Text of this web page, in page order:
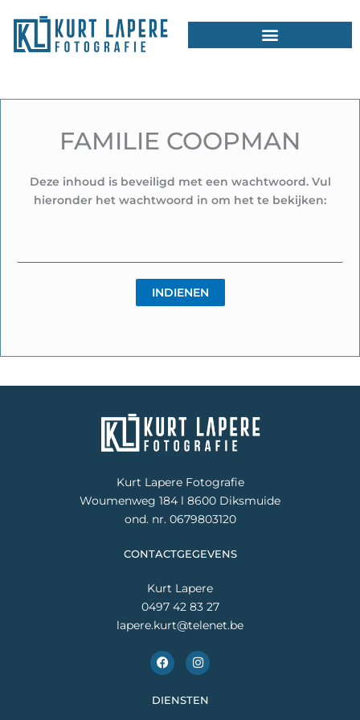
naar
FAMILIE COOPMAN
Deze inhoud is beveiligd met een wachtwoord. Vul
hieronder het wachtwoord in om het te bekijken:
Kurt Lapere Fotografie
Woumenweg 184 l 8600 Diksmuide
ond. nr. 0679803120
CONTACTGEGEVENS
Kurt Lapere
0497 42 83 27
lapere.kurt@telenet.be
F
a
c
b
I
n
s
a
DIENSTEN